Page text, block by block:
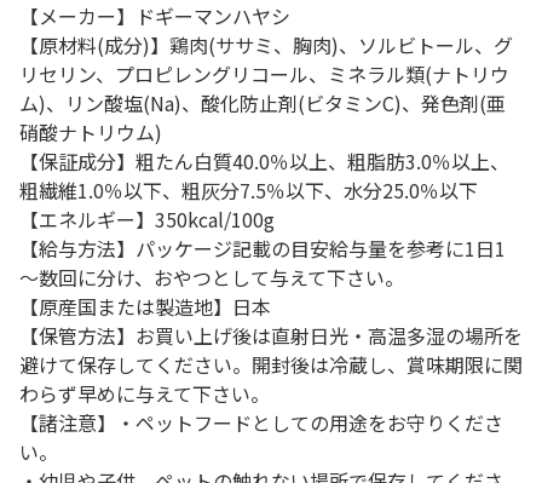
【メーカー】ドギーマンハヤシ
【原材料(成分)】鶏肉(ササミ、胸肉)、ソルビトール、グ
リセリン、プロピレングリコール、ミネラル類(ナトリウ
ム)、リン酸塩(Na)、酸化防止剤(ビタミンC)、発色剤(亜
硝酸ナトリウム)
【保証成分】粗たん白質40.0％以上、粗脂肪3.0％以上、
粗繊維1.0％以下、粗灰分7.5％以下、水分25.0％以下
【エネルギー】350kcal/100g
【給与方法】パッケージ記載の目安給与量を参考に1日1
～数回に分け、おやつとして与えて下さい。
【原産国または製造地】日本
【保管方法】お買い上げ後は直射日光・高温多湿の場所を
避けて保存してください。開封後は冷蔵し、賞味期限に関
わらず早めに与えて下さい。
【諸注意】・ペットフードとしての用途をお守りくださ
い。